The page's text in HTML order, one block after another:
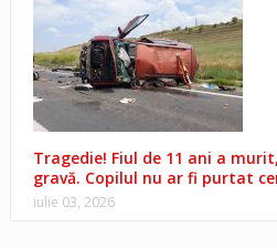
Tragedie! Fiul de 11 ani a
gravă. Copilul nu ar fi purtat
iulie 03, 2026